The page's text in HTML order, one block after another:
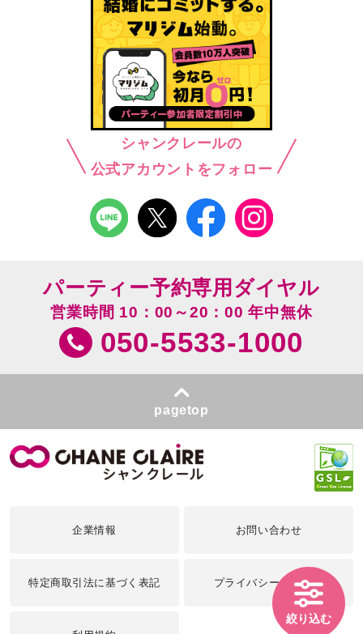
シャンクレールの
公式アカウントをフォロー
絞り込む
パーティー予約専用ダイヤル
営業時間 10：00～20：00 年中無休
050-5533-1000
pagetop
企業情報 お問い合わせ
特定商取引法に基づく表記 プライバシーポリシー